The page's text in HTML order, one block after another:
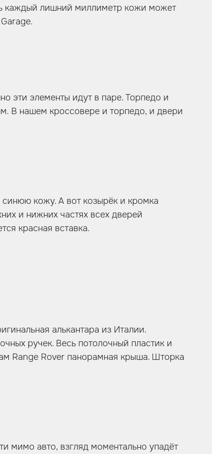
каждый лишний миллиметр кожи может
эти элементы идут в паре. Торпедо и
В нашем кроссовере и торпедо, и двери
кожу. А вот козырёк и кромка
и нижних частях всех дверей
красная вставка.
алькантара из Италии.
ручек. Весь потолочный пластик и
Range Rover панорамная крыша. Шторка
мимо авто, взгляд моментально упадёт